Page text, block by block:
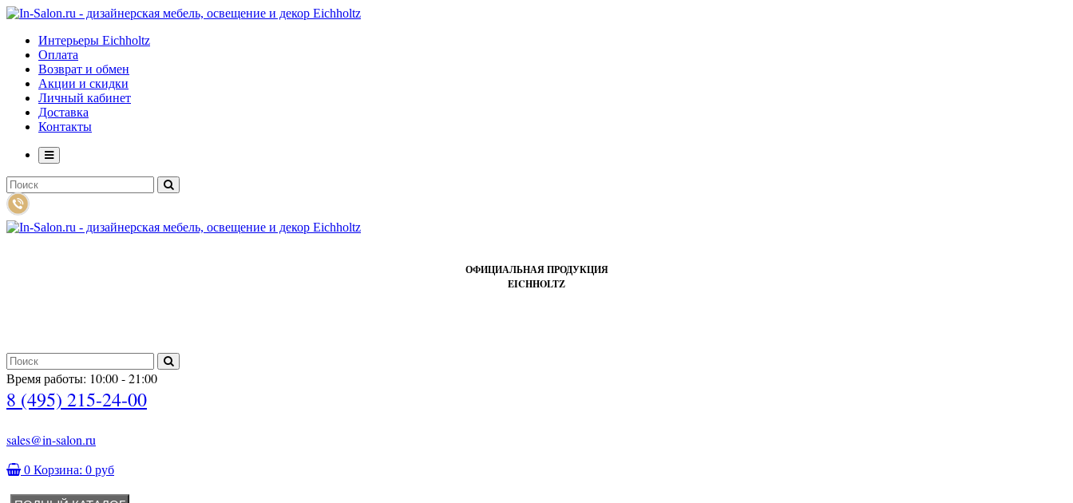
Интерьеры Eichholtz
Оплата
Возврат и обмен
Акции и скидки
Личный кабинет
Доставка
Контакты
ОФИЦИАЛЬНАЯ ПРОДУКЦИЯ
EICHHOLTZ
Время работы: 10:00 - 21:00
8 (495) 215-24-00
sales@in-salon.ru
0 Корзина: 0 руб